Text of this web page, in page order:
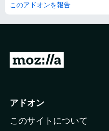
このアドオンを報告
M
i
l
アドオン
このサイトについて